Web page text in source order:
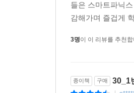
들은 스마트파닉
감해가며 즐겁게
3명이 이 리뷰를 추천
종이책 구매 30_1